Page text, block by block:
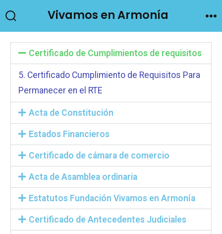
Vivamos en Armonía
Certificado de Cumplimientos de requisitos
5. Certificado Cumplimiento de Requisitos Para
Permanecer en el RTE
Acta de Constitución
Estados Financieros
Certificado de cámara de comercio
Acta de Asamblea ordinaria
Estatutos Fundación Vivamos en Armonía
Certificado de Antecedentes Judiciales